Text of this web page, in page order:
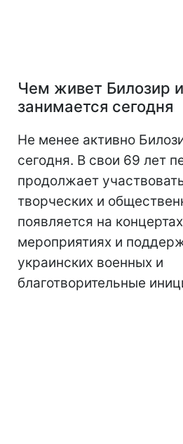
Чем живет Билозир
занимается сегодня
Не менее активно
сегодня. В свои 69 лет
продолжает
творческих и
появляется на
мероприятиях и
украинских военных и
благотворительные